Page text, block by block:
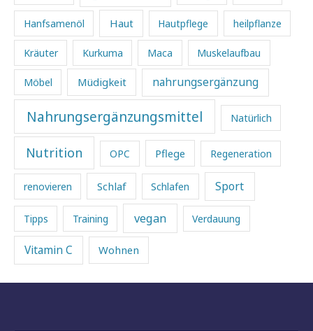
Hanfsamenöl Haut Hautpflege heilpflanze
Kräuter Kurkuma Maca Muskelaufbau
Möbel Müdigkeit nahrungsergänzung
Nahrungsergänzungsmittel Natürlich
Nutrition OPC Pflege Regeneration
renovieren Schlaf Schlafen Sport
Tipps Training vegan Verdauung
Vitamin C Wohnen